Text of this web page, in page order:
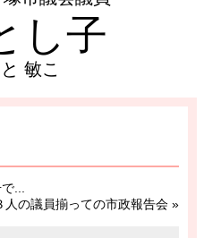
し子
敏こ
...
人の議員揃っての市政報告会 »